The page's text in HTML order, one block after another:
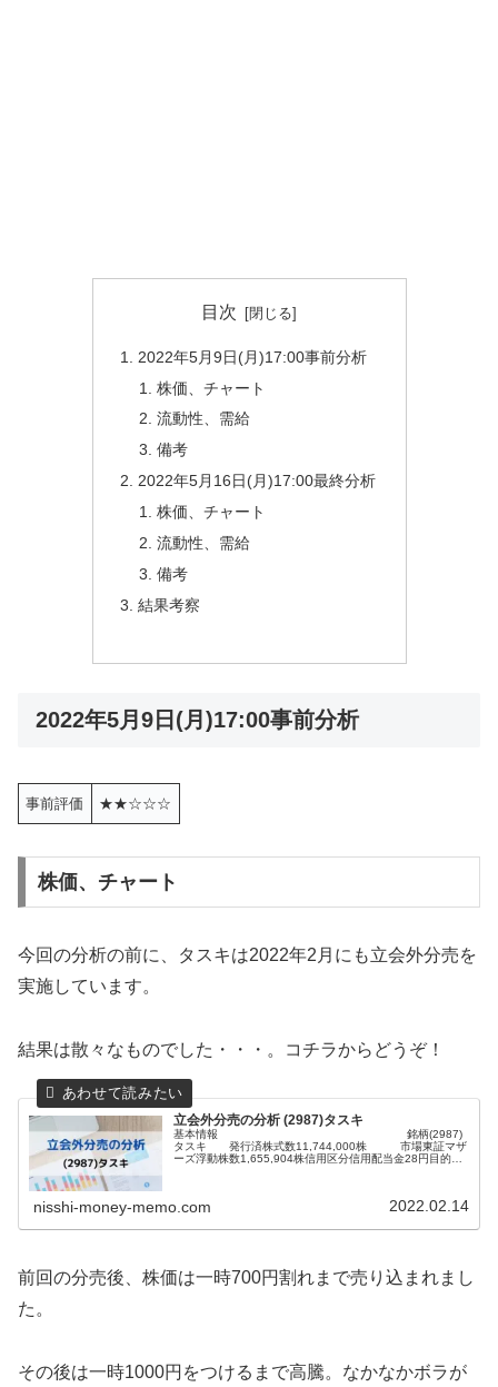
目次
2022年5月9日(月)17:00事前分析
株価、チャート
流動性、需給
備考
2022年5月16日(月)17:00最終分析
株価、チャート
流動性、需給
備考
結果考察
2022年5月9日(月)17:00事前分析
事前評価 ★★☆☆☆
株価、チャート
今回の分析の前に、タスキは2022年2月にも立会外分売を
実施しています。
結果は散々なものでした・・・。コチラからどうぞ！
立会外分売の分析 (2987)タスキ
基本情報 銘柄(2987)
タスキ 発行済株式数11,744,000株 市場東証マザ
ーズ浮動株数1,655,904株信用区分信用配当金28円目的株
nisshi-money-memo.com 2022.02.14
前回の分売後、株価は一時700円割れまで売り込まれまし
た。
その後は一時1000円をつけるまで高騰。なかなかボラが